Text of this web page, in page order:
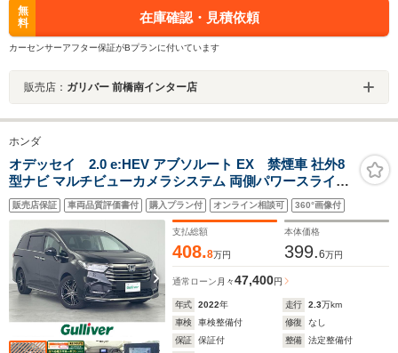
無
料
在庫確認・見積依頼
カーセンサーアフター保証がBプランに付いています
販売店： ガリバー 前橋南インター店
ホンダ
オデッセイ 2.0 e:HEV アブソルート EX 禁煙車 社外8
型ナビ マルチビューカメラシステム 両側パワースライド
ドア ハンズフリーアクセスパワーテールゲート AC電源
1500W 前後ドライブレコーダー 前席シートヒーター/パワ
ーシート ホンダセンシング 衝突軽減
販売店保証 車両品質評価書付 購入プラン付 オンライン相談可 360°画像付
支払総額
408.8万円
本体価格
399.6万円
通常ローン 月々47,400円
年式 2022年 走行 2.3万km
車検
車検整備付 修復
なし
保証
保証付 整備 法定整備付